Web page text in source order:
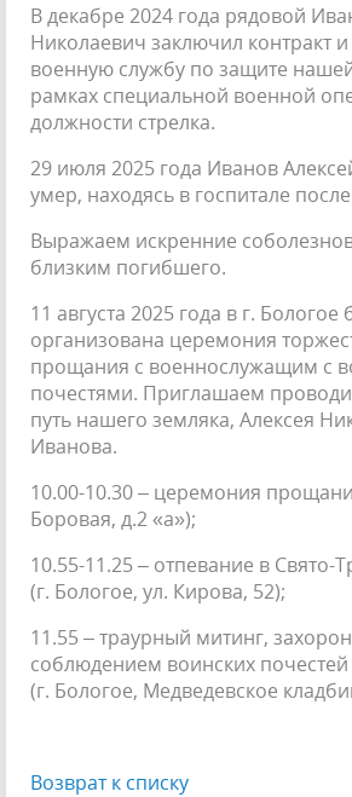
В декабре 2024 года рядовой
Николаевич заключил контракт
военную службу по защите
рамках специальной военной
должности стрелка.
29 июля 2025 года Иванов
умер, находясь в госпитале
Выражаем искренние
близким погибшего.
11 августа 2025 года в г. Бологое
организована церемония
прощания с военнослужащим с
почестями. Приглашаем
путь нашего земляка, Алексея
Иванова.
10.00-10.30 – церемония
Боровая, д.2 «а»);
10.55-11.25 – отпевание в Свято-
(г. Бологое, ул. Кирова, 52);
11.55 – траурный митинг,
соблюдением воинских
(г. Бологое, Медведевское
Возврат к списку